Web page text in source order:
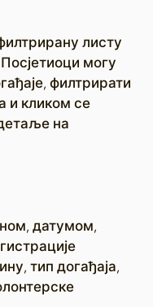
листу
могу
филтрирати
и кликом се
на
датумом,
тип догађаја,